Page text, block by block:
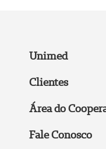
Unimed
Clientes
Área do
Fale Conosco